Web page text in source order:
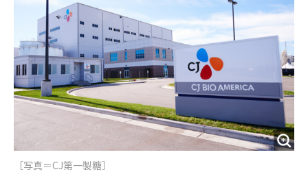
［写真＝CJ第一製糖］